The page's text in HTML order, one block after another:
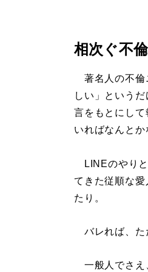
相次ぐ不
著名人の不倫
しい」という
言をもとにし
いればなんとか
LINEのやりと
てきた従順な
たり。
バレれば、た
一般人でさえ